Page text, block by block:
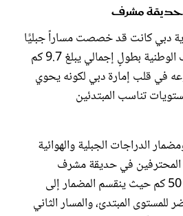
حديقة مشرف
دبي كانت قد خصصت مساراً جبليًّا
للمشي في حديقة مشرف الوطنية بطولٍ إجمالي يبلغ 9.7 كم
في قلب إمارة دبي لكونه يحوي
تناسب المبتدئين
الدراجات الجبلية والهوائية
المحترفين في حديقة مشرف
الوطنية بطولٍ يصل إلى 50 كم حيث ينقسم المضمار إلى
للمستوى المبتدئ، والمسار الثاني